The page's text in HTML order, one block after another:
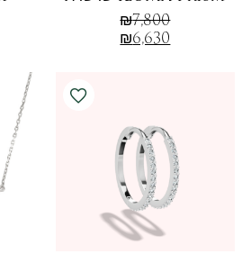
₪7,800
₪6,630